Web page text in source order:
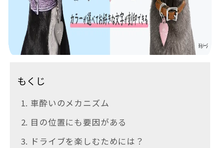
もくじ
1. 車酔いのメカニズム
2. 目の位置にも要因がある
3. ドライブを楽しむためには？